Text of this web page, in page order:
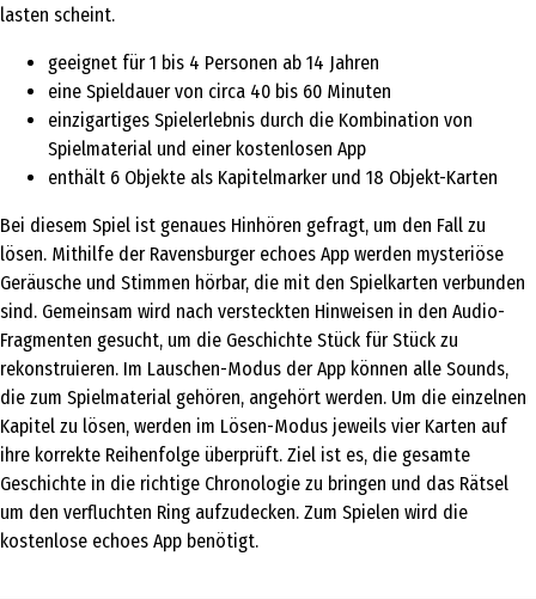
lasten scheint.
geeignet für 1 bis 4 Personen ab 14 Jahren
eine Spieldauer von circa 40 bis 60 Minuten
einzigartiges Spielerlebnis durch die Kombination von
Spielmaterial und einer kostenlosen App
enthält 6 Objekte als Kapitelmarker und 18 Objekt-Karten
Bei diesem Spiel ist genaues Hinhören gefragt, um den Fall zu
lösen. Mithilfe der Ravensburger echoes App werden mysteriöse
Geräusche und Stimmen hörbar, die mit den Spielkarten verbunden
sind. Gemeinsam wird nach versteckten Hinweisen in den Audio-
Fragmenten gesucht, um die Geschichte Stück für Stück zu
rekonstruieren. Im Lauschen-Modus der App können alle Sounds,
die zum Spielmaterial gehören, angehört werden. Um die einzelnen
Kapitel zu lösen, werden im Lösen-Modus jeweils vier Karten auf
ihre korrekte Reihenfolge überprüft. Ziel ist es, die gesamte
Geschichte in die richtige Chronologie zu bringen und das Rätsel
um den verfluchten Ring aufzudecken. Zum Spielen wird die
kostenlose echoes App benötigt.